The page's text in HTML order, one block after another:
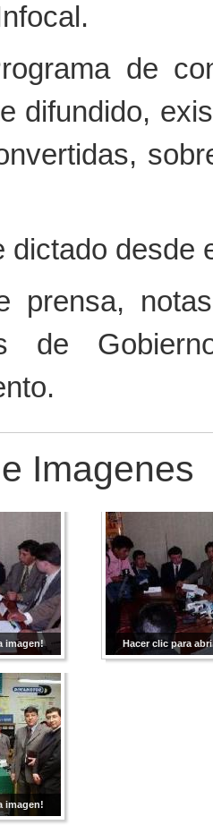
de
difundido,
dictado desde
prensa,
de
Imagenes
imagen! Hacer clic para
imagen!